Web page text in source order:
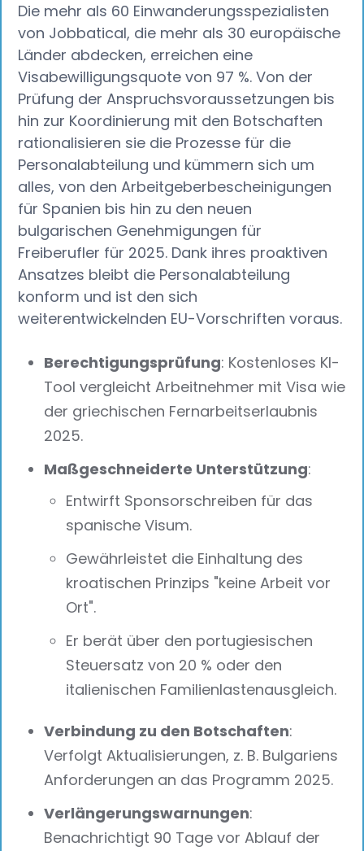
Die mehr als 60 Einwanderungsspezialisten
von Jobbatical, die mehr als 30 europäische
Länder abdecken, erreichen eine
Visabewilligungsquote von 97 %. Von der
Prüfung der Anspruchsvoraussetzungen bis
hin zur Koordinierung mit den Botschaften
rationalisieren sie die Prozesse für die
Personalabteilung und kümmern sich um
alles, von den Arbeitgeberbescheinigungen
für Spanien bis hin zu den neuen
bulgarischen Genehmigungen für
Freiberufler für 2025. Dank ihres proaktiven
Ansatzes bleibt die Personalabteilung
konform und ist den sich
weiterentwickelnden EU-Vorschriften voraus.
Berechtigungsprüfung: Kostenloses KI-
Tool vergleicht Arbeitnehmer mit Visa wie
der griechischen Fernarbeitserlaubnis
2025.
Maßgeschneiderte Unterstützung:
Entwirft Sponsorschreiben für das
spanische Visum.
Gewährleistet die Einhaltung des
kroatischen Prinzips "keine Arbeit vor
Ort".
Er berät über den portugiesischen
Steuersatz von 20 % oder den
italienischen Familienlastenausgleich.
Verbindung zu den Botschaften:
Verfolgt Aktualisierungen, z. B. Bulgariens
Anforderungen an das Programm 2025.
Verlängerungswarnungen:
Benachrichtigt 90 Tage vor Ablauf der